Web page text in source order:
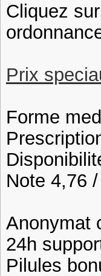
Cliquez
Prix
Forme
Note 4,76
Anonymat
24h
Pilules